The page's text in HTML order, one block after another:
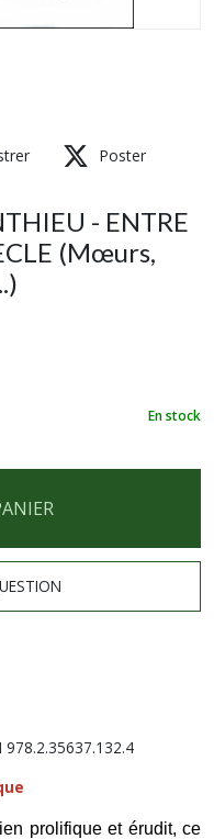
Poster
- ENTRE
(Mœurs,
En stock
prolifique et érudit, ce